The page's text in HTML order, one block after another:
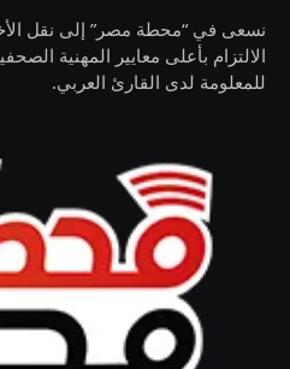
نسعى في “محطة مصر” إلى نقل
الالتزام بأعلى معايير المهنية
للمعلومة لدى القارئ العربي.